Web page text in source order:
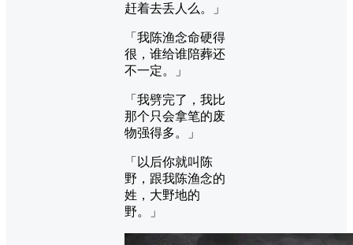
赶着去丢人么。」
「我陈渔念命硬得
很，谁给谁陪葬还
不一定。」
「我劈完了，我比
那个只会拿笔的废
物强得多。」
「以后你就叫陈
野，跟我陈渔念的
姓，大野地的
野。」